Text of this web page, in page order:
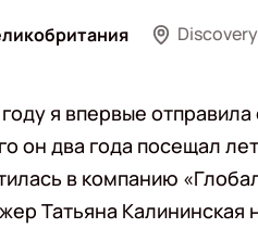
я впервые
он два года посещал
в компанию
Татьяна Калининская